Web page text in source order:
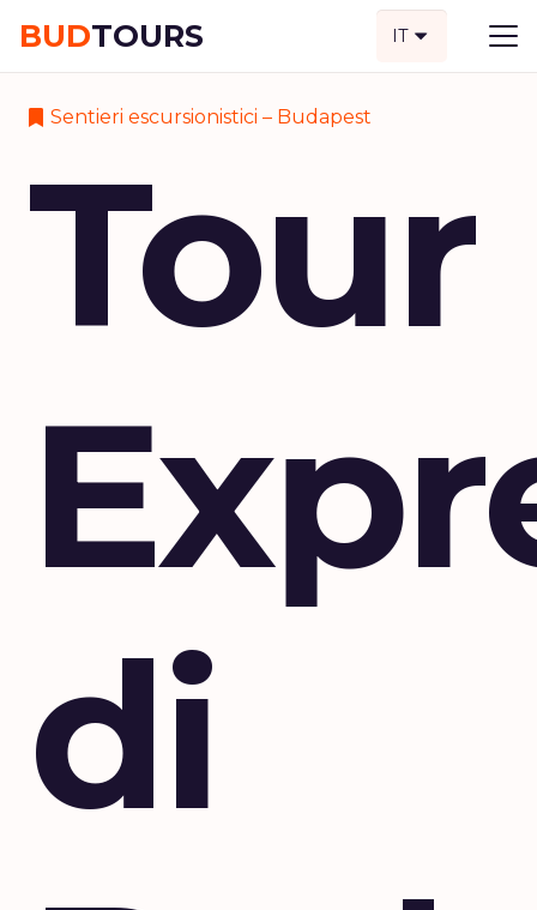
BUDTOURS IT
Sentieri escursionistici – Budapest
Tour
di